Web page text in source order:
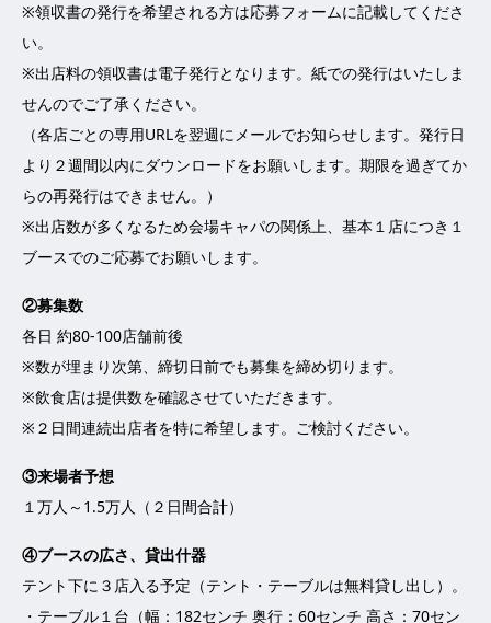
※領収書の発行を希望される方は応募フォームに記載してくださ
い。
※出店料の領収書は電子発行となります。紙での発行はいたしま
せんのでご了承ください。
（各店ごとの専用URLを翌週にメールでお知らせします。発行日
より２週間以内にダウンロードをお願いします。期限を過ぎてか
らの再発行はできません。）
※出店数が多くなるため会場キャパの関係上、基本１店につき１
ブースでのご応募でお願いします。
②募集数
各日 約80-100店舗前後
※数が埋まり次第、締切日前でも募集を締め切ります。
※飲食店は提供数を確認させていただきます。
※２日間連続出店者を特に希望します。ご検討ください。
③来場者予想
１万人～1.5万人（２日間合計）
④ブースの広さ、貸出什器
テント下に３店入る予定（テント・テーブルは無料貸し出し）。
・テーブル１台（幅：182センチ 奥行：60センチ 高さ：70セン